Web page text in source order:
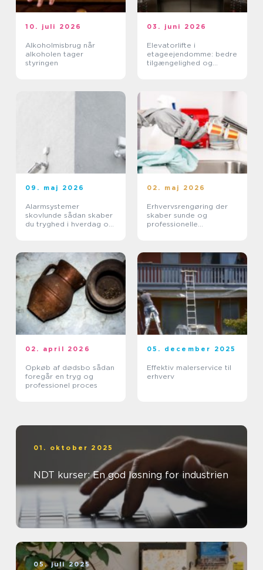
10. juli 2026
Alkoholmisbrug når
alkoholen tager
styringen
03. juni 2026
Elevatorlifte i
etageejendomme: bedre
tilgængelighed og
09. maj 2026
Alarmsystemer
skovlunde sådan skaber
du tryghed i hverdag og
02. maj 2026
Erhvervsrengøring der
skaber sunde og
professionelle
02. april 2026
Opkøb af dødsbo sådan
foregår en tryg og
professionel proces
05. december 2025
Effektiv malerservice til
erhverv
01. oktober 2025
NDT kurser: En god løsning for industrien
05. juli 2025